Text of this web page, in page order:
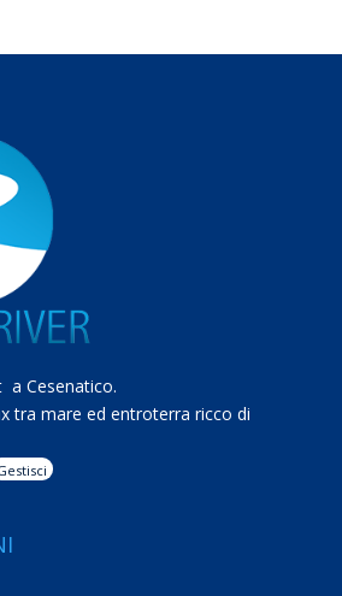
a Cesenatico.
tra mare ed entroterra ricco di